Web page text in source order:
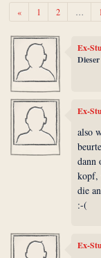
«Zurück1 2 …
Ex-
Ex-
also
dann
kopf,
die
:-(
Ex-